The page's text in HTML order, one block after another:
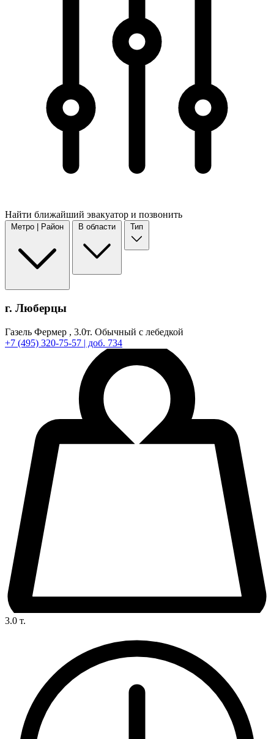
Найти ближайший эвакуатор и позвонить
Метро | Район В области Тип
г. Люберцы
Газель Фермер , 3.0т. Обычный с лебедкой
+7 (495) 320-75-57 | доб. 734
3.0 т.